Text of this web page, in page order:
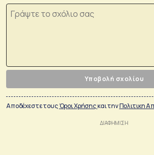
Υποβολή σχολίου
Αποδέχεστε τουςΌροι Χρήσηςκαι τηνΠολιτικη